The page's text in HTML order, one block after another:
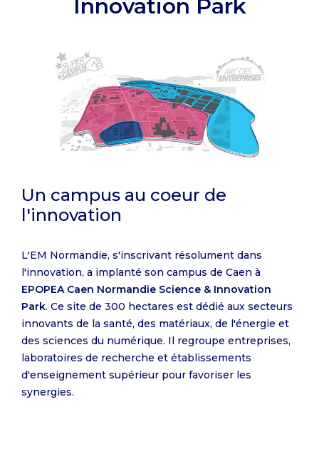
Innovation Park
Un campus au coeur de
l'innovation
L'EM Normandie, s'inscrivant résolument dans
l'innovation, a implanté son campus de Caen à
EPOPEA Caen Normandie Science & Innovation
Park. Ce site de 300 hectares est dédié aux secteurs
innovants de la santé, des matériaux, de l'énergie et
des sciences du numérique. Il regroupe entreprises,
laboratoires de recherche et établissements
d'enseignement supérieur pour favoriser les
synergies.